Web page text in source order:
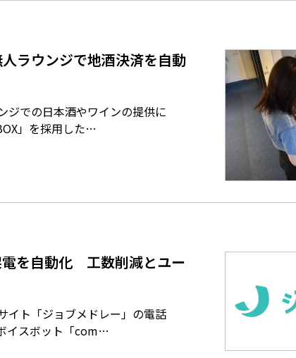
ラウンジで地酒決済を自動
ジでの日本酒やワインの提供に
」を採用した…
を自動化 工数削減とユー
イト「ジョブメドレー」の電話
イスボット「com…